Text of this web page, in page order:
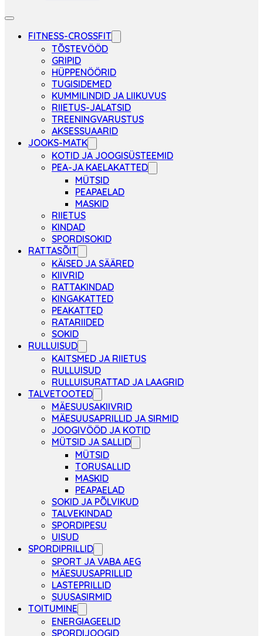
FITNESS-CROSSFIT
TÕSTEVÖÖD
GRIPID
HÜPPENÖÖRID
TUGISIDEMED
KUMMILINDID JA LIIKUVUS
RIIETUS-JALATSID
TREENINGVARUSTUS
AKSESSUAARID
JOOKS-MATK
KOTID JA JOOGISÜSTEEMID
PEA-JA KAELAKATTED
MÜTSID
PEAPAELAD
MASKID
RIIETUS
KINDAD
SPORDISOKID
RATTASÕIT
KÄISED JA SÄÄRED
KIIVRID
RATTAKINDAD
KINGAKATTED
PEAKATTED
RATARIIDED
SOKID
RULLUISUD
KAITSMED JA RIIETUS
RULLUISUD
RULLUISURATTAD JA LAAGRID
TALVETOOTED
MÄESUUSAKIIVRID
MÄESUUSAPRILLID JA SIRMID
JOOGIVÖÖD JA KOTID
MÜTSID JA SALLID
MÜTSID
TORUSALLID
MASKID
PEAPAELAD
SOKID JA PÕLVIKUD
TALVEKINDAD
SPORDIPESU
UISUD
SPORDIPRILLID
SPORT JA VABA AEG
MÄESUUSAPRILLID
LASTEPRILLID
SUUSASIRMID
TOITUMINE
ENERGIAGEELID
SPORDIJOOGID